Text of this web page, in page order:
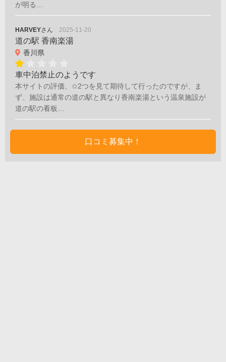
が明る…
HARVEYさん 2025-11-20
道の駅 香南楽湯
香川県
車中泊禁止のようです
本サイトの評価、✩2つを見て期待して行ったのですが、ま
ず、施設は通常の道の駅と異なり香南楽湯という温泉施設が
道の駅の看板…
口コミ募集中！